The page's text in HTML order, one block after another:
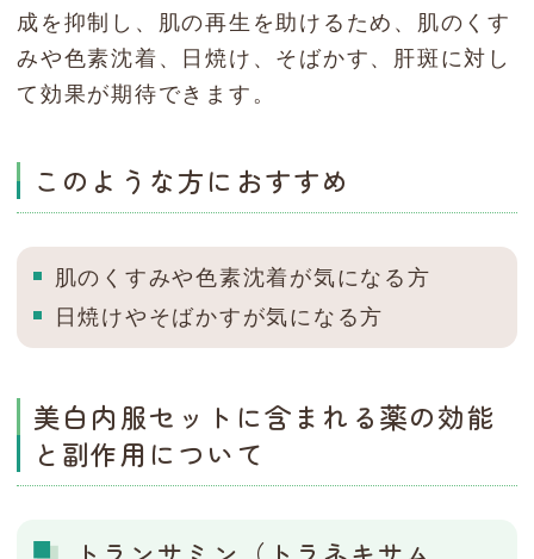
成を抑制し、肌の再生を助けるため、肌のくす
みや色素沈着、日焼け、そばかす、肝斑に対し
て効果が期待できます。
このような方におすすめ
肌のくすみや色素沈着が気になる方
日焼けやそばかすが気になる方
美白内服セットに含まれる薬の効能
と副作用について